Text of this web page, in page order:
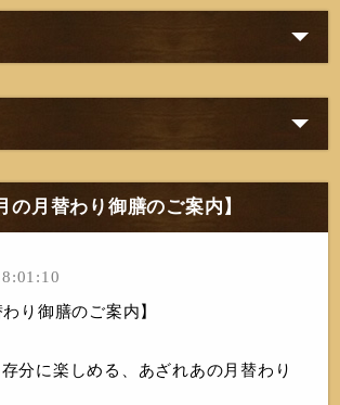
の月替わり御膳のご案内】
わり御膳のご案内】
分に楽しめる、あざれあの月替わり